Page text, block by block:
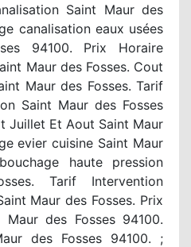
Saint Maur des
canalisation eaux usées
94100. Prix Horaire
Maur des Fosses. Cout
Maur des Fosses. Tarif
Saint Maur des Fosses
Juillet Et Aout Saint Maur
evier cuisine Saint Maur
haute pression
Tarif Intervention
Maur des Fosses. Prix
des Fosses 94100.
des Fosses 94100. ;